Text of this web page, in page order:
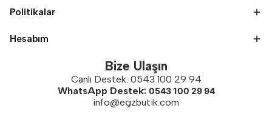
Politikalar
Hesabım
Bize Ulaşın
Canlı Destek: 0543 100 29 94
WhatsApp Destek: 0543 100 29 94
info@egzbutik.com